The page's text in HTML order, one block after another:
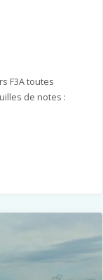
F3A toutes
de notes :